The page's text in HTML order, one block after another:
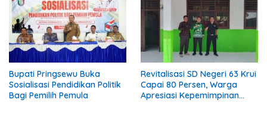
Bupati Pringsewu Buka
Sosialisasi Pendidikan Politik
Bagi Pemilih Pemula
Revitalisasi SD Negeri 63 Krui
Capai 80 Persen, Warga
Apresiasi Kepemimpinan